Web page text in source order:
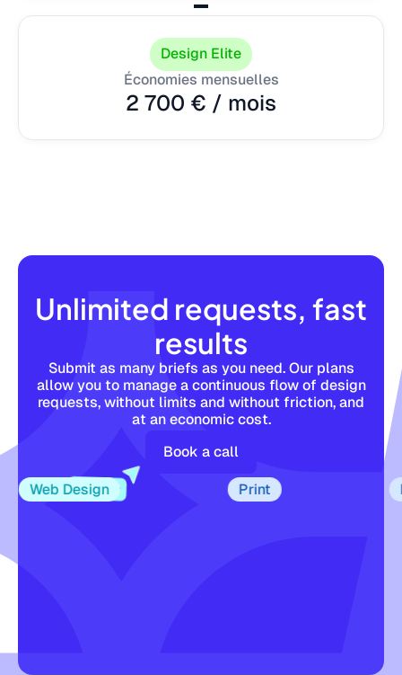
Design Elite
Économies mensuelles
2 700 € / mois
Unlimited requests, fast
results
Submit as many briefs as you need. Our plans
allow you to manage a continuous flow of design
requests, without limits and without friction, and
at an economic cost.
Book a call
Web Design
Print